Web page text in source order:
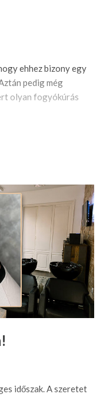
ehhez bizony egy
pedig még
olyan fogyókúrás
időszak. A szeretet